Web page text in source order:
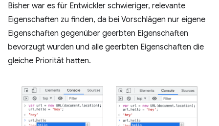
Bisher war es für Entwickler schwieriger, relevante
Eigenschaften zu finden, da bei Vorschlägen nur eigene
Eigenschaften gegenüber geerbten Eigenschaften
bevorzugt wurden und alle geerbten Eigenschaften die
gleiche Priorität hatten.